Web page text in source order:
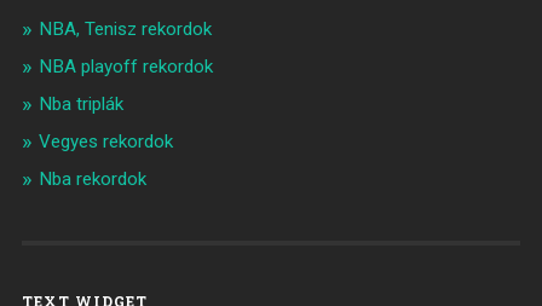
NBA, Tenisz rekordok
NBA playoff rekordok
Nba triplák
Vegyes rekordok
Nba rekordok
TEXT WIDGET